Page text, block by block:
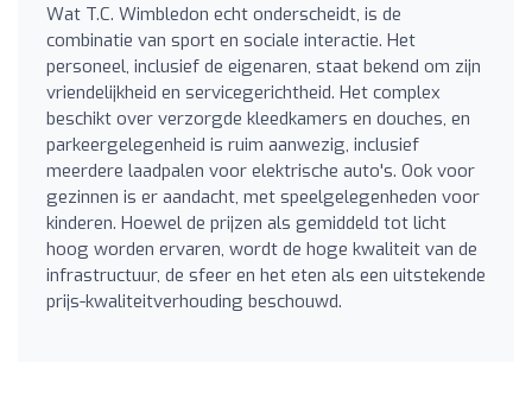
Wat T.C. Wimbledon echt onderscheidt, is de
combinatie van sport en sociale interactie. Het
personeel, inclusief de eigenaren, staat bekend om zijn
vriendelijkheid en servicegerichtheid. Het complex
beschikt over verzorgde kleedkamers en douches, en
parkeergelegenheid is ruim aanwezig, inclusief
meerdere laadpalen voor elektrische auto's. Ook voor
gezinnen is er aandacht, met speelgelegenheden voor
kinderen. Hoewel de prijzen als gemiddeld tot licht
hoog worden ervaren, wordt de hoge kwaliteit van de
infrastructuur, de sfeer en het eten als een uitstekende
prijs-kwaliteitverhouding beschouwd.